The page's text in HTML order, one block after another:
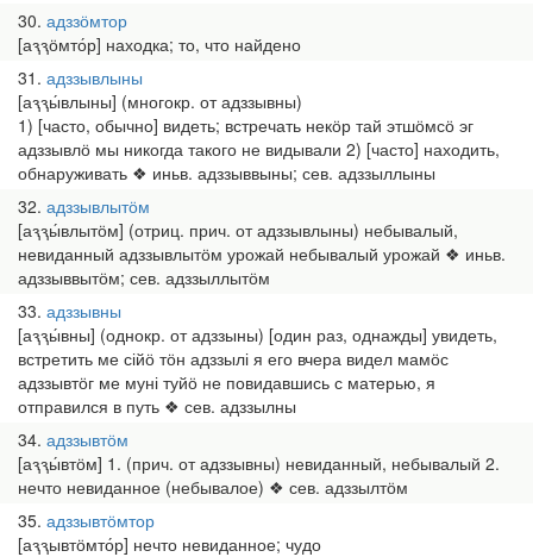
30 адззӧмтор
[аԇԇӧмто́р] находка; то, что найдено
31 адззывлыны
[аԇԇы́влыны] (многокр. от адззывны)
1) [часто, обычно] видеть; встречать некӧр тай этшӧмсӧ эг
адззывлӧ мы никогда такого не видывали 2) [часто] находить,
обнаруживать ❖ иньв. адззыввыны; сев. адззыллыны
32 адззывлытӧм
[аԇԇы́влытӧм] (отриц. прич. от адззывлыны) небывалый,
невиданный адззывлытӧм урожай небывалый урожай ❖ иньв.
адззыввытӧм; сев. адззыллытӧм
33 адззывны
[аԇԇы́вны] (однокр. от адззыны) [один раз, однажды] увидеть,
встретить ме сійӧ тӧн адззылі я его вчера видел мамӧс
адззывтӧг ме муні туйӧ не повидавшись с матерью, я
отправился в путь ❖ сев. адззылны
34 адззывтӧм
[аԇԇы́втӧм] 1. (прич. от адззывны) невиданный, небывалый 2.
нечто невиданное (небывалое) ❖ сев. адззылтӧм
35 адззывтӧмтор
[аԇԇывтӧмто́р] нечто невиданное; чудо